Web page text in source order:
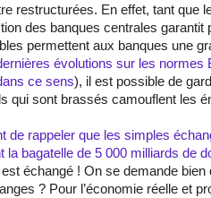
restructurées. En effet, tant que
des banques centrales garantit
permettent aux banques une
évolutions sur les normes
ce sens), il est possible de
qui sont brassés camouflent les
de rappeler que les simples
la bagatelle de 5 000 milliards de
échangé ! On se demande bien
? Pour l’économie réelle et